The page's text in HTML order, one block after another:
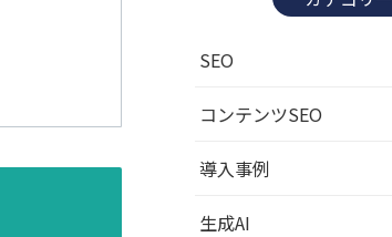
SEO
コンテンツSEO
導入事例
生成AI